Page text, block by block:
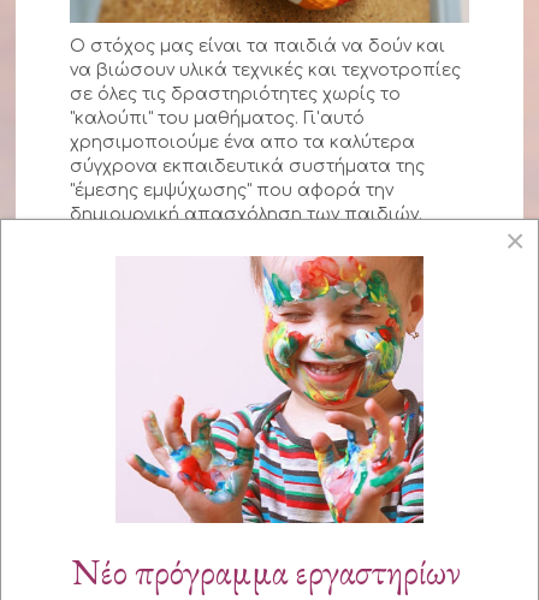
Ο στόχος μας είναι τα παιδιά να δούν και
να βιώσουν υλικά τεχνικές και τεχνοτροπίες
σε όλες τις δραστηριότητες χωρίς το
"καλούπι" του μαθήματος. Γι'αυτό
χρησιμοποιούμε ένα απο τα καλύτερα
σύγχρονα εκπαιδευτικά συστήματα της
"έμεσης εμψύχωσης" που αφορά την
δημιουργική απασχόληση των παιδιών.
απλωθούν όπως εκείνα επιθυμούν, χωρίς να
μας ενδιαφέρει το εικαστικό ή βιωματικό
αποτέλεσμα αλλά η πνευματική και ψυχική
×
Νέο πρόγραμμα εργαστηρίων